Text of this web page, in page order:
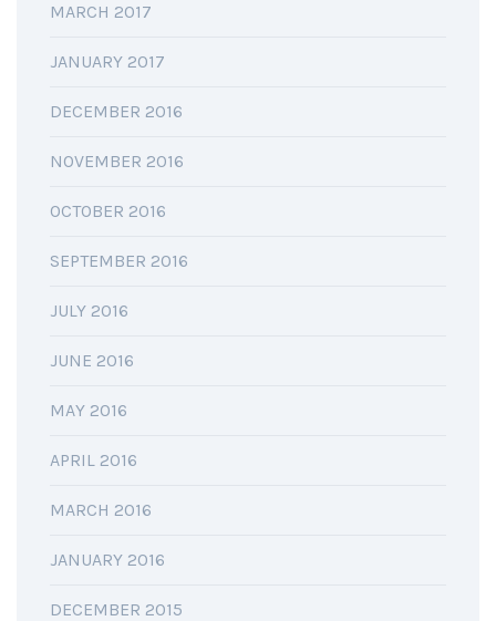
MARCH 2017
JANUARY 2017
DECEMBER 2016
NOVEMBER 2016
OCTOBER 2016
SEPTEMBER 2016
JULY 2016
JUNE 2016
MAY 2016
APRIL 2016
MARCH 2016
JANUARY 2016
DECEMBER 2015